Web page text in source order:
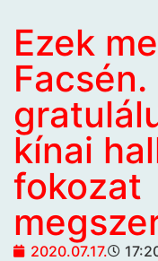
Ezek
kínai
fokozat
2020.07.17.